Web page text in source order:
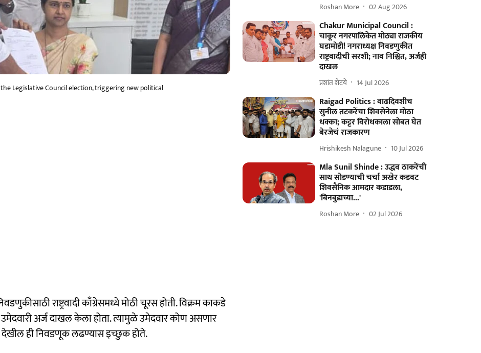
Legislative Council election, triggering new political
राष्ट्रवादी काँग्रेसमध्ये मोठी चूरस होती. विक्रम काकडे
अर्ज दाखल केला होता. त्यामुळे उमेदवार कोण असणार
देखील ही निवडणूक लढण्यास इच्छुक होते.
Roshan More 02 Aug 2026
Chakur Municipal Council :
चाकूर नगरपालिकेत मोठ्या राजकीय
घडामोडी! नगराध्यक्ष निवडणुकीत
राष्ट्रवादीची सरशी; नाव निश्चित, अर्जही
दाखल
प्रशांत शेटये 14 Jul 2026
Raigad Politics : वाढदिवशीच
सुनील तटकरेंचा शिवसेनेला मोठा
धक्का; कट्टर विरोधकाला सोबत घेत
बेरजेचं राजकारण
Hrishikesh Nalagune 10 Jul 2026
Mla Sunil Shinde : उद्धव ठाकरेंची
साथ सोडण्याची चर्चा अखेर कडवट
शिवसैनिक आमदार कडाडला,
'बिनबुडाच्या...'
Roshan More 02 Jul 2026